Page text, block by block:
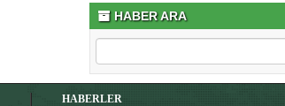
HABER ARA
HABERLER